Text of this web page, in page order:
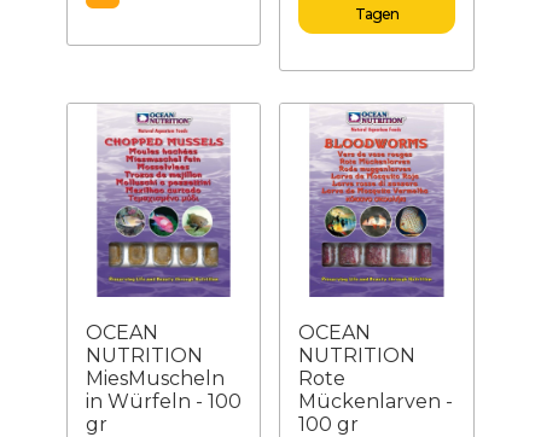
Tagen
OCEAN
NUTRITION
MiesMuscheln
in Würfeln - 100
gr
OCEAN
NUTRITION
Rote
Mückenlarven -
100 gr